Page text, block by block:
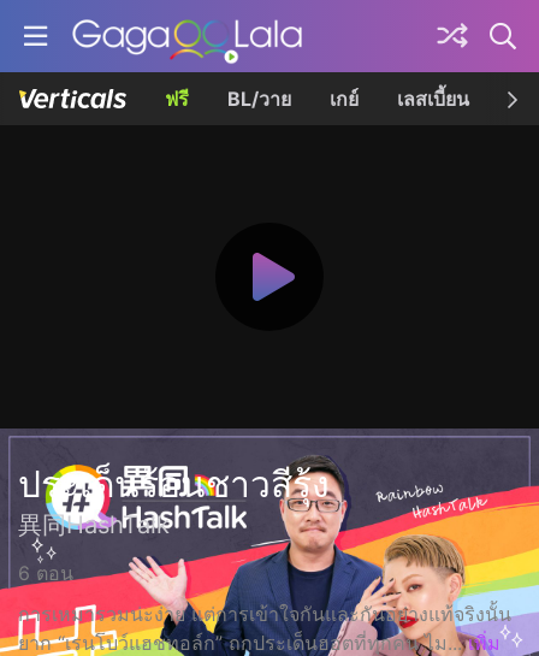
ฟรี BL/วาย เกย์ เลสเบี้ยน เค
ประเด็นร้อนชาวสีรุ้ง
異同HashTalk
6 ตอน
การเหมารวมน่ะง่าย แต่การเข้าใจกันและกันอย่างแท้จริงนั้น
ยาก “เรนโบว์แฮชทอล์ก” ถกประเด็นฮอตที่ทุกคน ไม... เพิ่ม